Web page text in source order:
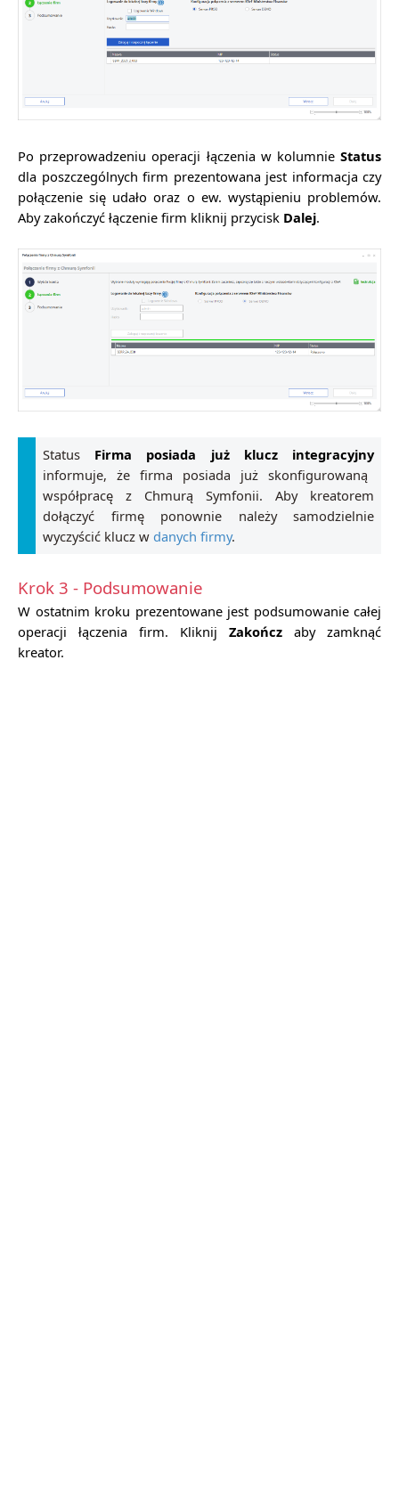
Po przeprowadzeniu operacji łączenia w kolumnieStatus
dla poszczególnych firm prezentowana jest informacja czy
połączenie się udało oraz o ew. wystąpieniu problemów.
Aby zakończyć łączenie firm kliknij przycisk Dalej.
Status Firma posiada już klucz integracyjny
informuje, że firma posiada już skonfigurowaną
współpracę z Chmurą Symfonii. Aby kreatorem
dołączyć firmę ponownie należy samodzielnie
wyczyścić klucz w danych firmy.
Krok 3 - Podsumowanie
W ostatnim kroku prezentowane jest podsumowanie całej
operacji łączenia firm. Kliknij Zakończ aby zamknąć
kreator.